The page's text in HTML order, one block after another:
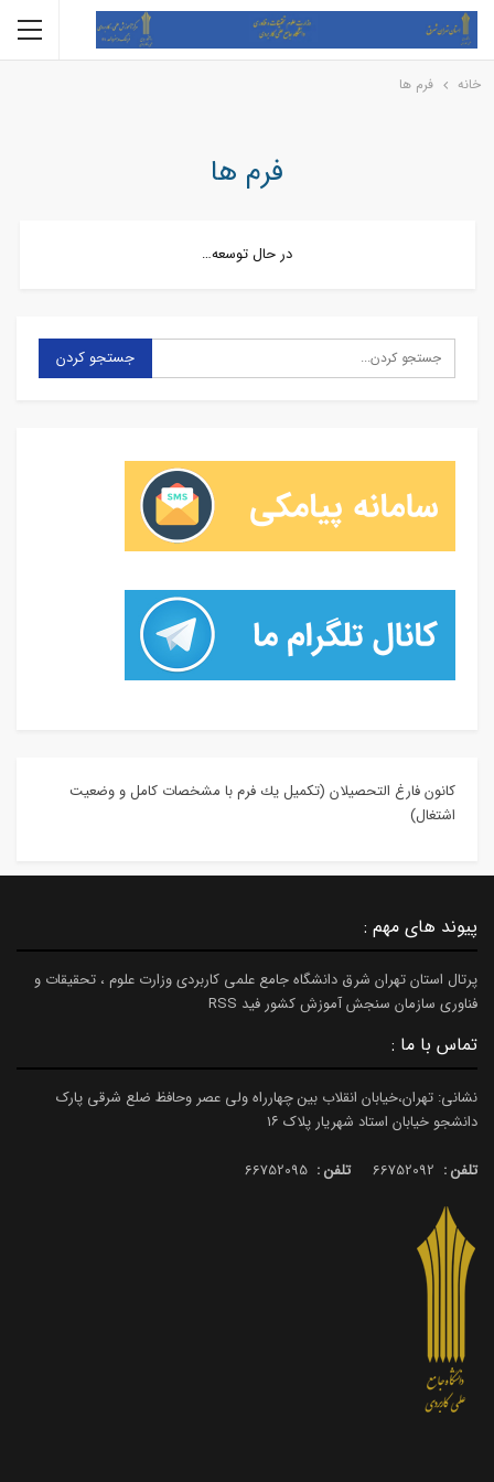
خانه فرم ها
فرم ها
در حال توسعه…
كانون فارغ التحصيلان (تكميل يك فرم با مشخصات كامل و وضعيت
اشتغال)
پیوند های مهم :
پرتال استان تهران شرق دانشگاه جامع علمی کاربردی وزارت علوم ، تحقیقات و
فناوری سازمان سنجش آموزش کشور فید RSS
تماس با ما :
نشانی: تهران،خیابان انقلاب بین چهارراه ولی عصر وحافظ ضلع شرقی پارک
دانشجو خیابان استاد شهریار پلاک ۱۶
تلفن : تلفن :